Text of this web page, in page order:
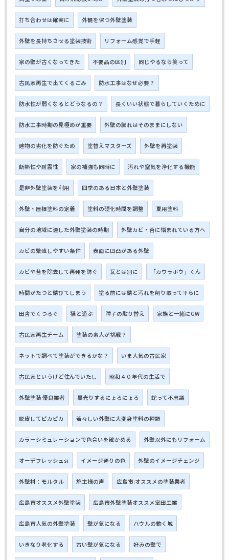
打ち合わせは確実に 外観を保つ外壁塗装
外壁を長持ちさせる塗装技術 リフォーム感覚で手軽
家の壁が古くなってきた 不要品の区別 同じやるなら笑って
古民家再生で出てくるごみ 防水工事はなぜ必要？
防水性が弱くなるとどうなるの？ 長くいい状態で暮らしていくために
防水工事時期の見極めが重要 外壁の膨れはそのままにしない
建物の劣化を防ぐため 塗替えマスターズ 外壁を再塗装
断熱性や耐震性 家の補強も同時に 汚れや空気を浄化する機能
是非外壁塗装を利用 四季のある日本と外壁塗装
外壁・屋根塗料の定着 塗料の硬化時間を調整 夏用塗料
自分の地域に適した外壁塗装の時期 外壁カビ・苔に悩まれている方へ
カビの繁殖しやすい条件 表面に凹凸がある外壁
カビや苔を除去して再発を防ぐ 瓦とは別に 「カワラボウ」くん
時間がたつと錆びてしまう 塗る前には錆と汚れを削り取って平らに
田舎でくつろぐ 猫と遊ぶ 障子の貼り替え 家族と一緒にGW
古民家再生チーム 塗装の素人が挑戦？
ネットで調べて塗装ができるかな？ いま人気の古民家
古民家というけど住んでいたし 昭和４０年代の生活で
外壁塗装 優良業者 黒光りするにょろにょろ 蛇って不思議
脱皮してピカピカ 若々しい外壁に大変身塗料の種類
カラーシミュレーションで色合いを確かめる 外壁以外にもリフォーム
オーデフレッシュsi イメージ通りの色 外壁のイメージチェンジ
外壁材：モルタル 施主様の声 広島市:オススメの塗装業者
広島市オススメ外壁塗装 広島市外壁塗装オススメ室田工業
広島市人気の外壁塗装 壁が気になる ハウルの動く城
いきなり老化する 古い壁が気になる 好みの壁で